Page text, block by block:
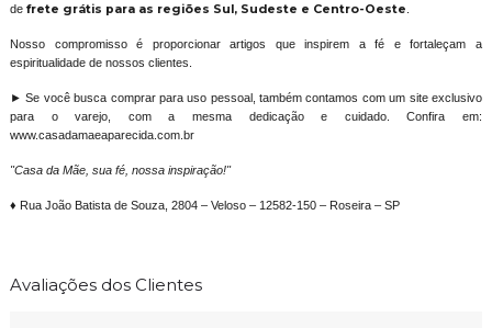
de frete grátis para as regiões Sul, Sudeste e Centro-Oeste
Nosso compromisso é proporcionar artigos que inspirem a fé e fortaleçam a
espiritualidade de nossos clientes.
► Se você busca comprar para uso pessoal, também contamos com um site exclusivo
para o varejo, com a mesma dedicação e cuidado. Confira em:
www.casadamaeaparecida.com.br
"Casa da Mãe, sua fé, nossa inspiração!"
♦ Rua João Batista de Souza, 2804 – Veloso – 12582-150 – Roseira – SP
Avaliações dos Clientes